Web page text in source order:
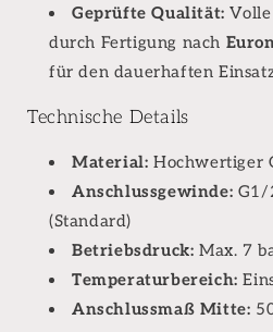
Geprüfte Qualität:
durch Fertigung nach
für den dauerhaften
Technische Details
Material: Hochwertiger
Anschlussgewinde: G1/
(Standard)
Betriebsdruck: Max. 7
Temperaturbereich:
Anschlussmaß Mitte: